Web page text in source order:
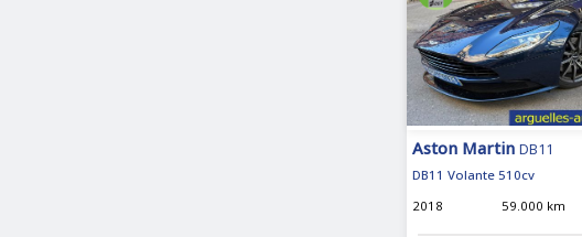
Aston Martin DB11
DB11 Volante 510cv
2018
59.000 km